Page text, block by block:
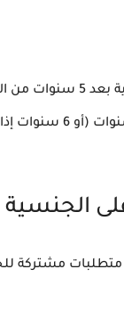
بعد 5 سنوات من
(أو 6
متطلبات مشتركة